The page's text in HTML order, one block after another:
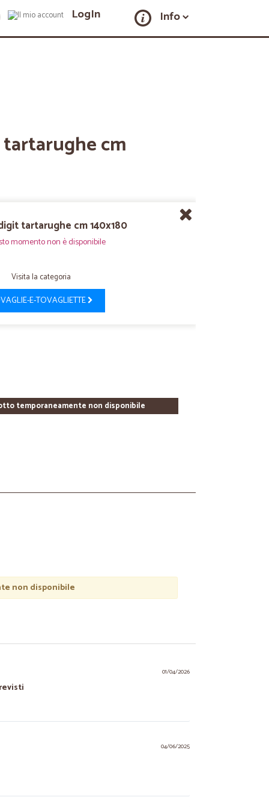
LogIn Info
cm
tartarughe cm 140x180
momento non è disponibile
Visita la categoria
E-TOVAGLIETTE
temporaneamente non disponibile
non disponibile
01/04/2026
04/06/2025